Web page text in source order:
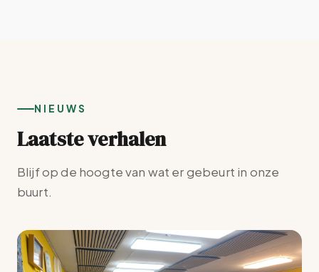
NIEUWS
Laatste verhalen
Blijf op de hoogte van wat er gebeurt in onze
buurt.